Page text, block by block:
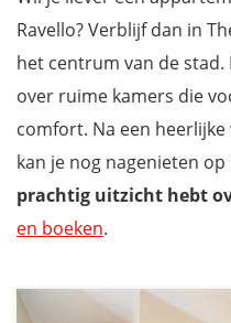
Ravello? Verblijf dan in
het centrum van de
over ruime kamers die
comfort. Na een
kan je nog nagenieten op
prachtig uitzicht hebt
en boeken.